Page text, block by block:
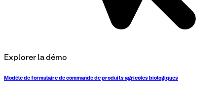
Explorer la démo
Modèle de formulaire de commande de produits agricoles biologiques